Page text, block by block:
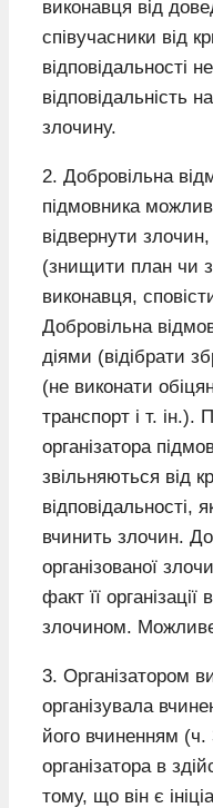
виконавця від
співучасники від
відповідальності
відповідальність
злочину.
2. Добровільна
підмовника
відвернути
(знищити план чи
виконавця,
Добровільна
діями (відібрати
(не виконати
транспорт і т. ін.).
організатора
звільняються від
відповідальності,
вчинить злочин.
організованої
факт її
злочином.
3. Організатором
організувала
його вчиненням (ч.
організатора в
тому, що він є